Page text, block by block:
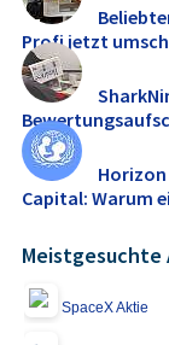
Profi jetzt
Horizon
Capital: Warum
Meistgesuchte
SpaceX Aktie